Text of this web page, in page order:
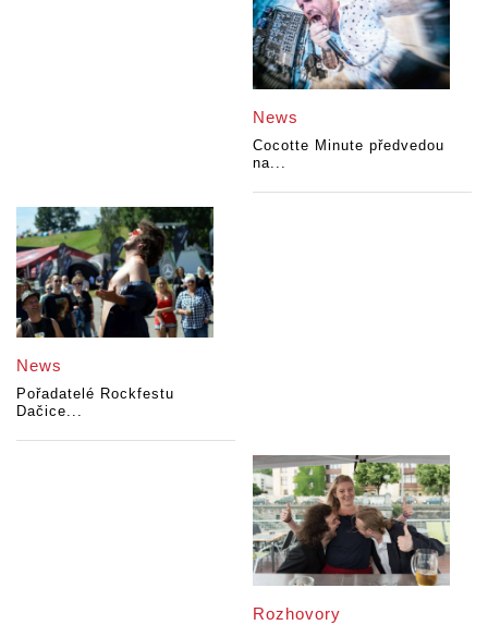
News
Cocotte Minute předvedou
na...
News
Pořadatelé Rockfestu
Dačice...
Rozhovory